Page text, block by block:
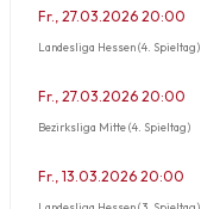
Fr., 27.03.2026 20:00
Landesliga Hessen (4. Spieltag)
Fr., 27.03.2026 20:00
Bezirksliga Mitte (4. Spieltag)
Fr., 13.03.2026 20:00
Landesliga Hessen (3. Spieltag)